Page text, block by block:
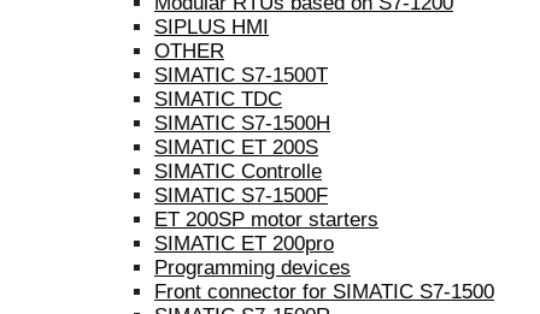
SIPLUS HMI
OTHER
SIMATIC S7-1500T
SIMATIC TDC
SIMATIC S7-1500H
SIMATIC ET 200S
SIMATIC Controlle
SIMATIC S7-1500F
ET 200SP motor starters
SIMATIC ET 200pro
Programming devices
Front connector for SIMATIC S7-1500